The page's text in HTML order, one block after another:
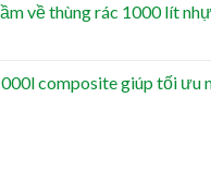
về thùng rác 1000 lít
composite giúp tối ưu